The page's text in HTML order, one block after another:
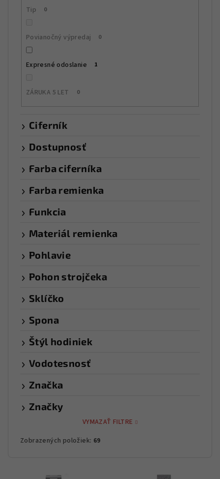
Tip 0
Povianočný výpredaj 0
Expresné odoslanie 1
ZÁRUKA 5 LET 0
Značky
Ciferník
Dostupnosť
Farba ciferníka
Farba remienka
Funkcia
Materiál remienka
Pohlavie
Pohon strojčeka
Sklíčko
Spona
Štýl hodiniek
Vodotesnosť
Značka
VYMAZAŤ FILTRE
Zobrazených položiek: 69